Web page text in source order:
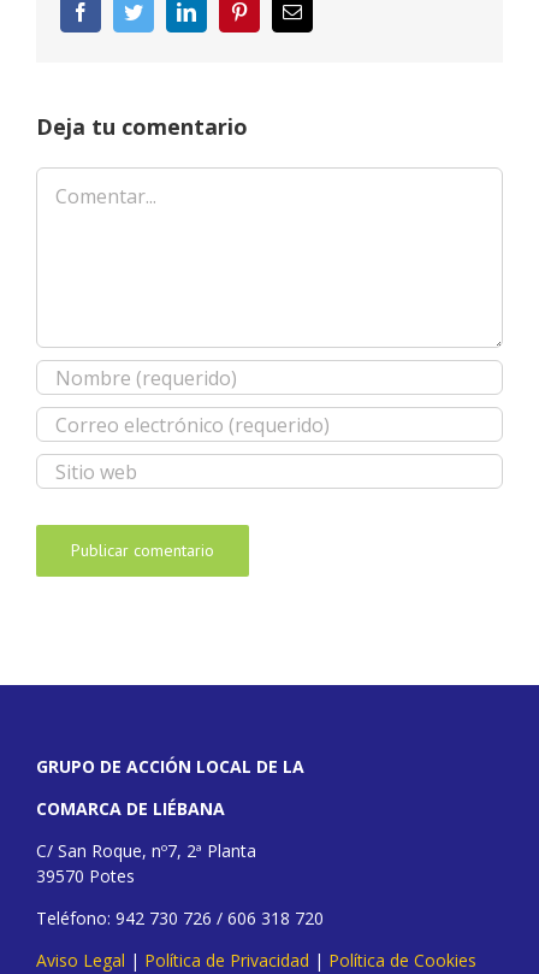
FacebookTwitterLinkedInPinterestCorreo
electrónico
Deja tu comentario
Comentar
GRUPO DE ACCIÓN LOCAL DE LA
COMARCA DE LIÉBANA
C/ San Roque, nº7, 2ª Planta
39570 Potes
Teléfono: 942 730 726 / 606 318 720
Aviso Legal | Política de Privacidad | Política de Cookies